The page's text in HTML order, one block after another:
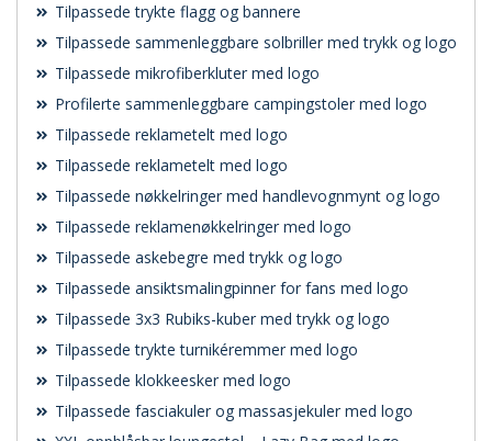
Tilpassede trykte flagg og bannere
Tilpassede sammenleggbare solbriller med trykk og logo
Tilpassede mikrofiberkluter med logo
Profilerte sammenleggbare campingstoler med logo
Tilpassede reklametelt med logo
Tilpassede reklametelt med logo
Tilpassede nøkkelringer med handlevognmynt og logo
Tilpassede reklamenøkkelringer med logo
Tilpassede askebegre med trykk og logo
Tilpassede ansiktsmalingpinner for fans med logo
Tilpassede 3x3 Rubiks-kuber med trykk og logo
Tilpassede trykte turnikéremmer med logo
Tilpassede klokkeesker med logo
Tilpassede fasciakuler og massasjekuler med logo